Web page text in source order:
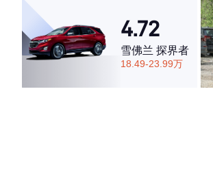
4.72
雪佛兰 探界者
18.49-23.99万